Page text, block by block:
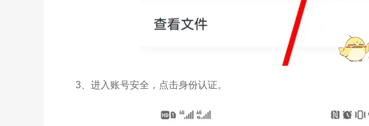
3、进入账号安全，点击身份认证。